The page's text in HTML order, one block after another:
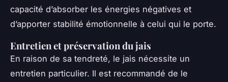
capacité d’absorber les énergies négatives et
d’apporter stabilité émotionnelle à celui qui le porte.
Entretien et préservation du jais
En raison de sa tendreté, le jais nécessite un
entretien particulier. Il est recommandé de le